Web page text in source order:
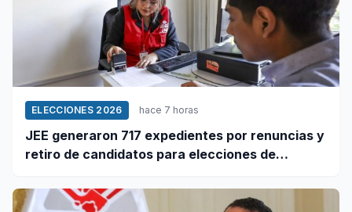
ELECCIONES 2026 hace 7 horas
JEE generaron 717 expedientes por renuncias y
retiro de candidatos para elecciones de